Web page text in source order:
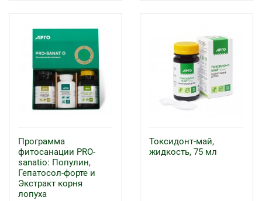
Программа
фитосанации PRO-
sanatio: Популин,
Гепатосол-форте и
Экстракт корня
лопуха
Токсидонт-май,
жидкость, 75 мл